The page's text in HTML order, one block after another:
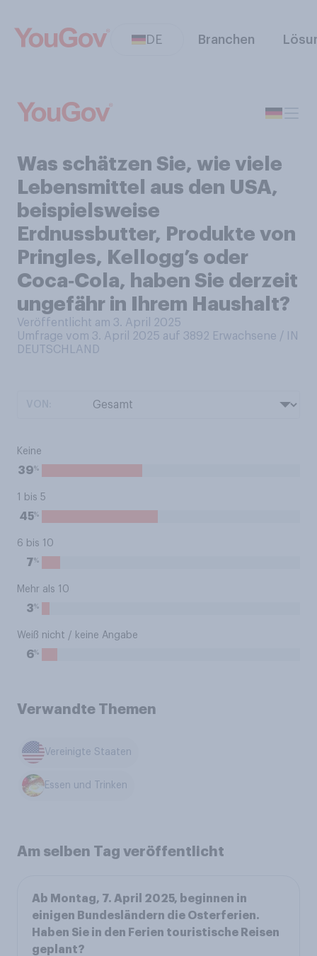
DE Branchen
Was schätzen Sie, wie viele
Lebensmittel aus den USA,
beispielsweise
Erdnussbutter, Produkte von
Pringles, Kellogg’s oder
Coca‑Cola, haben Sie derzeit
ungefähr in Ihrem Haushalt?
Veröffentlicht am 3. April 2025
Umfrage vom 3. April 2025 auf 3892 Erwachsene / IN
DEUTSCHLAND
Keine
39%
1 bis 5
45%
6 bis 10
7%
Mehr als 10
3%
Weiß nicht / keine Angabe
6%
Verwandte Themen
Vereinigte Staaten
Essen und Trinken
Am selben Tag veröffentlicht
Ab Montag, 7. April 2025, beginnen in
einigen Bundesländern die Osterferien.
Haben Sie in den Ferien touristische Reisen
geplant?